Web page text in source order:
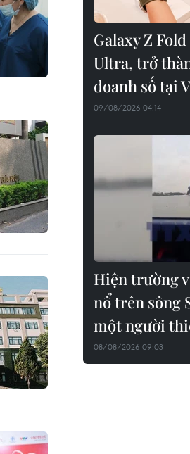
Galaxy Z
Ultra, trở
doanh số tại
09/08/2026 04:14
Hiện trường
nổ trên sông
một người
08/08/2026 09:03